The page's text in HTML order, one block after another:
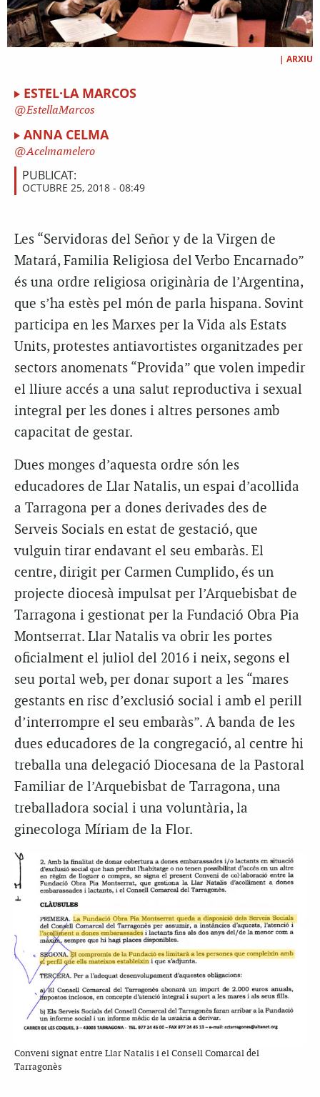
| ARXIU
ESTEL·LA MARCOS
EstellaMarcos
ANNA CELMA
Acelmamelero
PUBLICAT:
OCTUBRE 25, 2018 - 08:49
Les “Servidoras del Señor y de la Virgen de
Matará, Familia Religiosa del Verbo Encarnado”
és una ordre religiosa originària de l’Argentina,
que s’ha estès pel món de parla hispana. Sovint
participa en les Marxes per la Vida als Estats
Units, protestes antiavortistes organitzades per
sectors anomenats “Provida” que volen impedir
el lliure accés a una salut reproductiva i sexual
integral per les dones i altres persones amb
capacitat de gestar.
Dues monges d’aquesta ordre són les
educadores de Llar Natalis, un espai d’acollida
a Tarragona per a dones derivades des de
Serveis Socials en estat de gestació, que
vulguin tirar endavant el seu embaràs. El
centre, dirigit per Carmen Cumplido, és un
projecte diocesà impulsat per l’Arquebisbat de
Tarragona i gestionat per la Fundació Obra Pia
Montserrat. Llar Natalis va obrir les portes
oficialment el juliol del 2016 i neix, segons el
seu portal web, per donar suport a les “mares
gestants en risc d’exclusió social i amb el perill
d’interrompre el seu embaràs”. A banda de les
dues educadores de la congregació, al centre hi
treballa una delegació Diocesana de la Pastoral
Familiar de l’Arquebisbat de Tarragona, una
treballadora social i una voluntària, la
ginecologa Míriam de la Flor.
Conveni signat entre Llar Natalis i el Consell Comarcal del
Tarragonès